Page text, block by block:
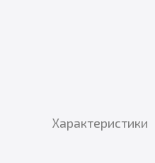
Характеристики